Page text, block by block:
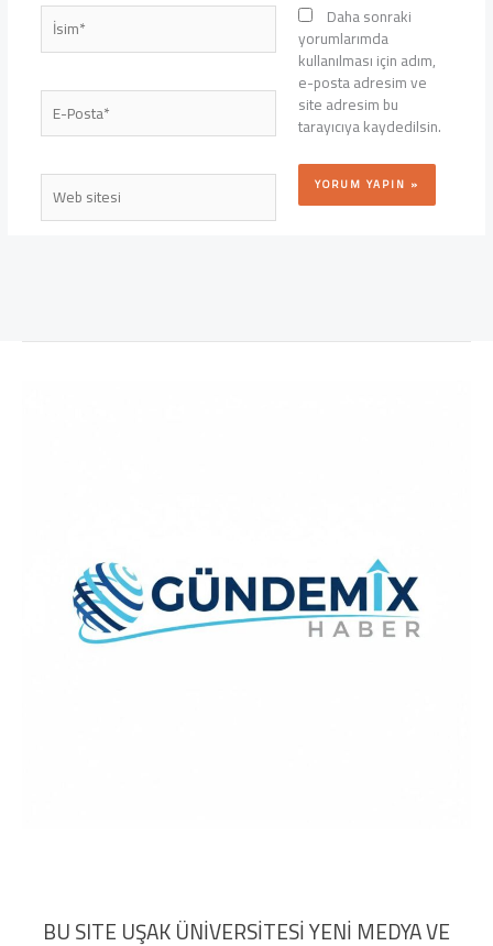
İsim*
E-
Posta*
Web
sitesi
Daha sonraki
yorumlarımda
kullanılması için adım,
e-posta adresim ve
site adresim bu
tarayıcıya kaydedilsin.
BU SITE UŞAK ÜNİVERSİTESİ YENİ MEDYA VE